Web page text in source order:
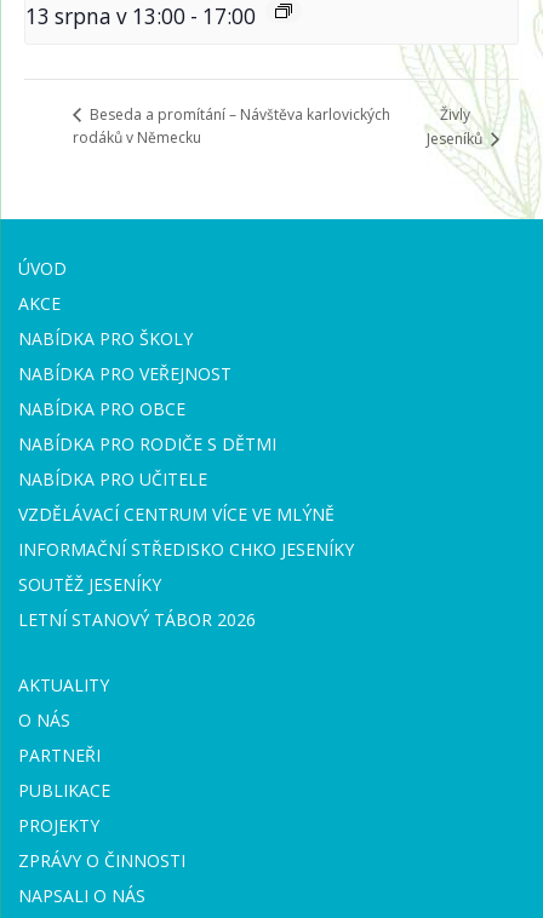
13 srpna v 13:00 - 17:00
Beseda a promítání – Návštěva karlovických
rodáků v Německu
Živly
Jeseníků
ÚVOD
AKCE
NABÍDKA PRO ŠKOLY
NABÍDKA PRO VEŘEJNOST
NABÍDKA PRO OBCE
NABÍDKA PRO RODIČE S DĚTMI
NABÍDKA PRO UČITELE
VZDĚLÁVACÍ CENTRUM VÍCE VE MLÝNĚ
INFORMAČNÍ STŘEDISKO CHKO JESENÍKY
SOUTĚŽ JESENÍKY
LETNÍ STANOVÝ TÁBOR 2026
AKTUALITY
O NÁS
PARTNEŘI
PUBLIKACE
PROJEKTY
ZPRÁVY O ČINNOSTI
NAPSALI O NÁS